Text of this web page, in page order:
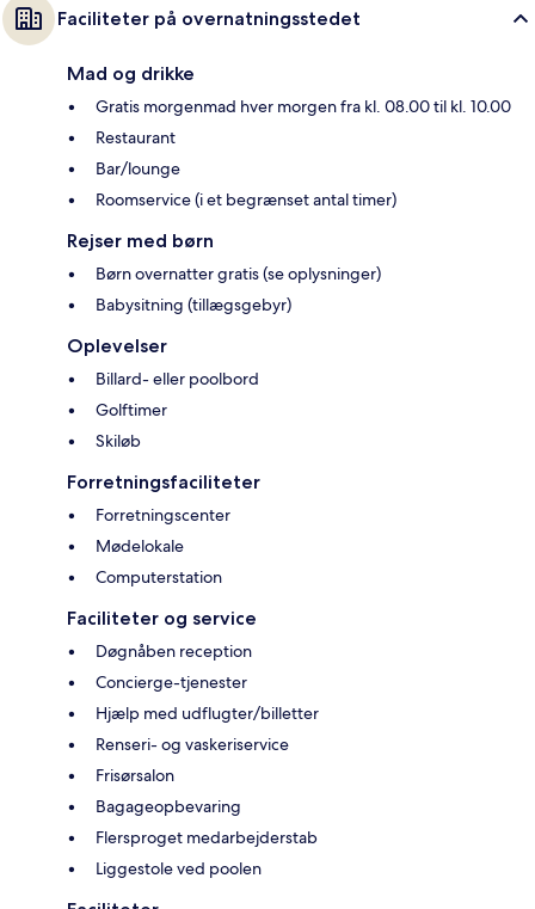
Faciliteter på overnatningsstedet
Mad og drikke
Gratis morgenmad hver morgen fra kl. 08.00 til kl. 10.00
Restaurant
Bar/lounge
Roomservice (i et begrænset antal timer)
Rejser med børn
Børn overnatter gratis (se oplysninger)
Babysitning (tillægsgebyr)
Oplevelser
Billard- eller poolbord
Golftimer
Skiløb
Forretningsfaciliteter
Forretningscenter
Mødelokale
Computerstation
Faciliteter og service
Døgnåben reception
Concierge-tjenester
Hjælp med udflugter/billetter
Renseri- og vaskeriservice
Frisørsalon
Bagageopbevaring
Flersproget medarbejderstab
Liggestole ved poolen